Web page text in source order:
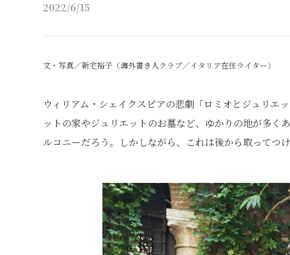
2022/6/15
文・写真／新宅裕子（海外書き人クラブ／イタリア在住ライター）
ウィリアム・シェイクスピアの悲劇「ロミオとジュリエ
ットの家やジュリエットのお墓など、ゆかりの地が多く
ルコニーだろう。しかしながら、これは後から取ってつ